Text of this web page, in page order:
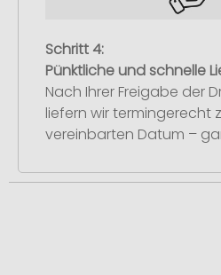
Schritt 4:
Pünktliche und schnelle
Nach Ihrer Freigabe der
liefern wir termingerecht
vereinbarten Datum –